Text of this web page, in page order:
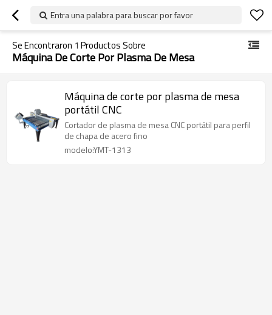
Entra una palabra para buscar por favor
Se Encontraron 1 Productos Sobre
Máquina De Corte Por Plasma De Mesa
Máquina de corte por plasma de mesa
portátil CNC
Cortador de plasma de mesa CNC portátil para perfil
de chapa de acero fino
modelo:YMT-1313